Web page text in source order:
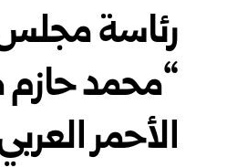
رئاسة مجلس
“محمد حازم
الأحمر